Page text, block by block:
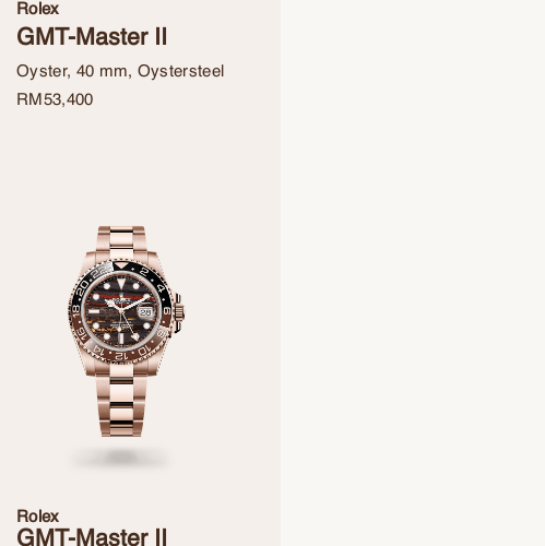
Rolex
GMT-Master II
Oyster, 40 mm, Oystersteel
RM 53,400
Rolex
GMT-Master II